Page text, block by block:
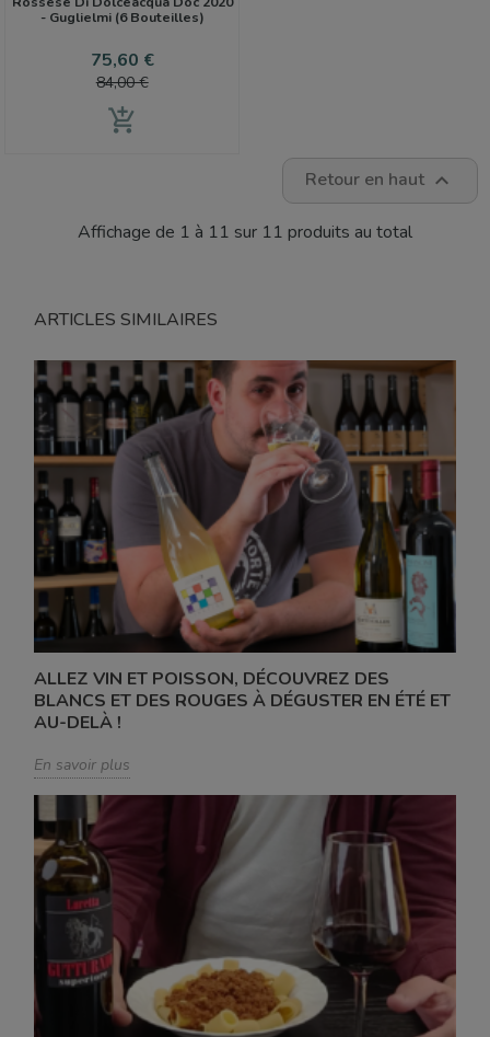
- Guglielmi (6 Bouteilles)
Prix
75,60 €Prix
84,00 €
add_shopping_cart
Retour en haut 
Affichage de 1 à 11 sur 11 produits au total
ARTICLES SIMILAIRES
ALLEZ VIN ET POISSON, DÉCOUVREZ DES
BLANCS ET DES ROUGES À DÉGUSTER EN ÉTÉ ET
AU-DELÀ !
En savoir plus